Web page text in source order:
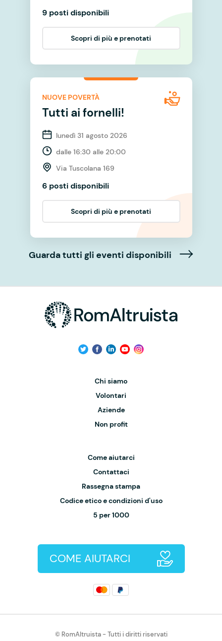
9 posti disponibili
Scopri di più e prenotati
NUOVE POVERTÀ
Tutti ai fornelli!
lunedì 31 agosto 2026
dalle 16:30 alle 20:00
Via Tuscolana 169
6 posti disponibili
Scopri di più e prenotati
Guarda tutti gli eventi disponibili
Chi siamo
Volontari
Aziende
Non profit
Come aiutarci
Contattaci
Rassegna stampa
Codice etico e condizioni d'uso
5 per 1000
COME AIUTARCI
© RomAltruista - Tutti i diritti riservati